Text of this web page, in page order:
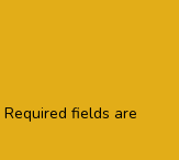
Required fields are